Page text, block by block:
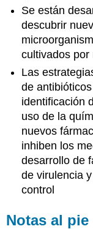
Se están
descubrir
cultivados por
Las
de
identificación
uso de la
nuevos
inhiben los
desarrollo de
de virulencia
control
Notas al pie